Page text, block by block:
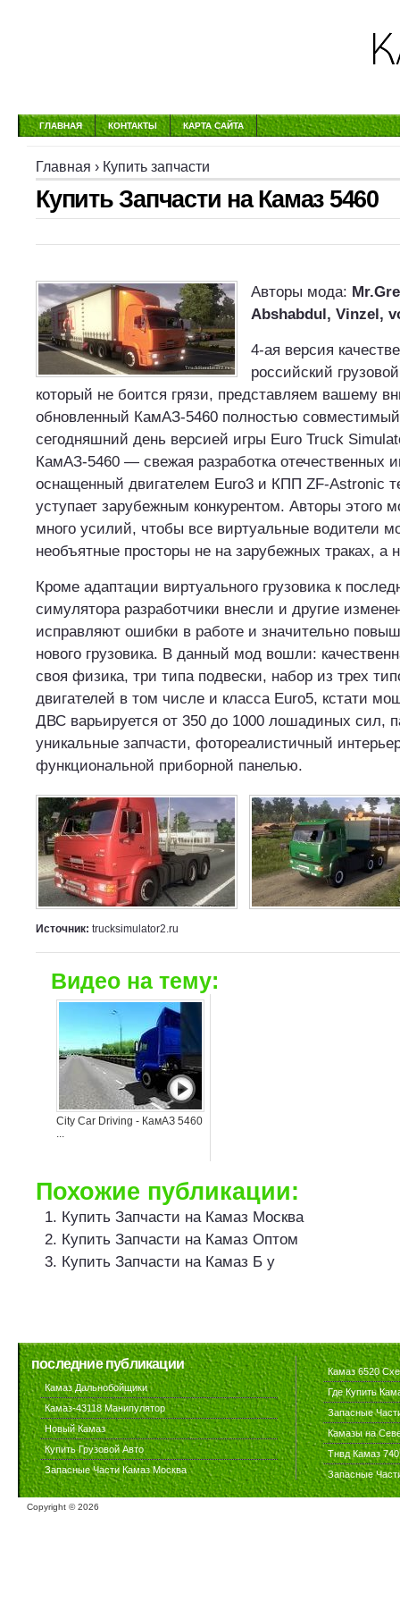
ГЛАВНАЯ КОНТАКТЫ КАРТА САЙТА
Главная › Купить запчасти
Купить Запчасти на Камаз 5460
Авторы мода:
Abshabdul, Vinzel,
4-ая версия
российский
который не боится грязи, представляем вашему
обновленный КамАЗ-5460 полностью
сегодняшний день версией игры Euro Truck
КамАЗ-5460 — свежая разработка отечественных
оснащенный двигателем Euro3 и КПП ZF-Astronic
уступает зарубежным конкурентом. Авторы этого
много усилий, чтобы все виртуальные водители
необъятные просторы не на зарубежных траках, а
Кроме адаптации виртуального грузовика к
симулятора разработчики внесли и другие
исправляют ошибки в работе и значительно
нового грузовика. В данный мод вошли:
своя физика, три типа подвески, набор из трех
двигателей в том числе и класса Euro5, кстати
ДВС варьируется от 350 до 1000 лошадиных сил,
уникальные запчасти, фотореалистичный
функциональной приборной панелью.
Источник: trucksimulator2.ru
Видео на тему:
City Car Driving - КамАЗ 5460
...
Похожие публикации:
Купить Запчасти на Камаз Москва
Купить Запчасти на Камаз Оптом
Купить Запчасти на Камаз Б у
последние публикации
Камаз Дальнобойщики
Камаз-43118 Манипулятор
Новый Камаз
Купить Грузовой Авто
Запасные Части Камаз Москва
Камаз 6520
Где Купить
Запасные
Камазы на
Тнвд Камаз 740
Запасные
Copyright ©2026